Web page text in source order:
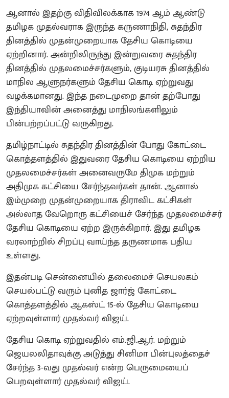
ஆனால் இதற்கு விதிவிலக்காக 1974 ஆம் ஆண்டு
தமிழக முதல்வராக இருந்த கருணாநிதி, சுதந்திர
தினத்தில் முதன்முறையாக தேசிய கொடியை
ஏற்றினார். அன்றிலிருந்து இன்றுவரை சுதந்திர
தினத்தில் முதலமைச்சர்களும், குடியரசு தினத்தில்
மாநில ஆளுநர்களும் தேசிய கொடி ஏற்றுவது
வழக்கமானது. இந்த நடைமுறை தான் தற்போது
இந்தியாவின் அனைத்து மாநிலங்களிலும்
பின்பற்றப்பட்டு வருகிறது.
தமிழ்நாட்டில் சுதந்திர தினத்தின் போது கோட்டை
கொத்தளத்தில் இதுவரை தேசிய கொடியை ஏற்றிய
முதலமைச்சர்கள் அனைவருமே திமுக மற்றும்
அதிமுக கட்சியை சேர்ந்தவர்கள் தான். ஆனால்
இம்முறை முதன்முறையாக திராவிட கட்சிகள்
அல்லாத வேறொரு கட்சியைச் சேர்ந்த முதலமைச்சர்
தேசிய கொடியை ஏற்ற இருக்கிறார். இது தமிழக
வரலாற்றில் சிறப்பு வாய்ந்த தருணமாக பதிய
உள்ளது.
இதன்படி சென்னையில் தலைமைச் செயலகம்
செயல்பட்டு வரும் புனித ஜார்ஜ் கோட்டை
கொத்தளத்தில் ஆகஸ்ட் 15-ல் தேசிய கொடியை
ஏற்றவுள்ளார் முதல்வர் விஜய்.
தேசிய கொடி ஏற்றுவதில் எம்.ஜி.ஆர். மற்றும்
ஜெயலலிதாவுக்கு அடுத்து சினிமா பின்புலத்தைச்
சேர்ந்த 3-வது முதல்வர் என்ற பெருமையைப்
பெறவுள்ளார் முதல்வர் விஜய்.